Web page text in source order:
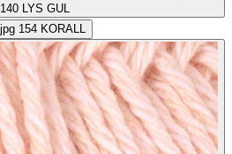
140 LYS GUL
154 KORALL